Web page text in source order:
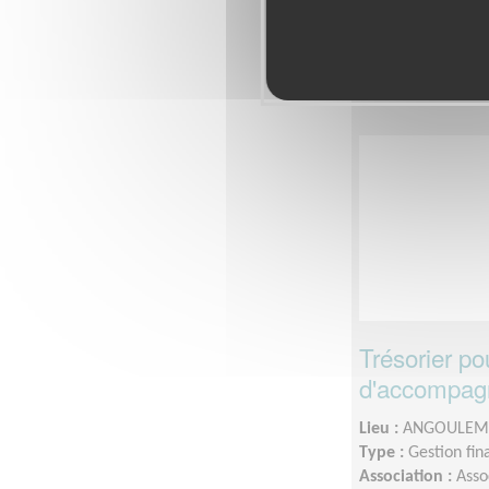
Trésorier
Lieu :
Type : Gestion
Association :